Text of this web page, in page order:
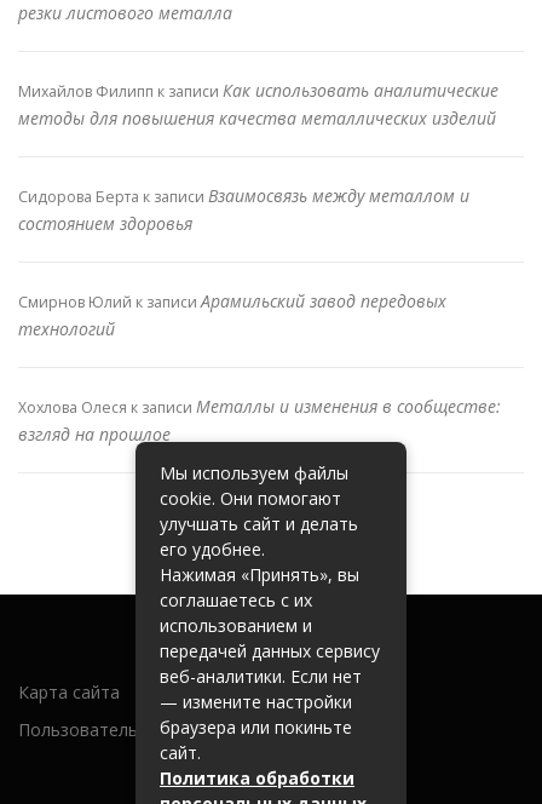
резки листового металла
Михайлов Филипп к записи Как использовать аналитические
методы для повышения качества металлических изделий
Сидорова Берта к записи Взаимосвязь между металлом и
состоянием здоровья
Смирнов Юлий к записиАрамильский завод передовых
технологий
Хохлова Олеся к записи Металлы и изменения в сообществе:
взгляд на прошлое
Карта сайта
Пользовательское соглашение
Мы используем файлы
cookie. Они помогают
улучшать сайт и делать
его удобнее.
Нажимая «Принять», вы
соглашаетесь с их
использованием и
передачей данных сервису
веб-аналитики. Если нет
— измените настройки
браузера или покиньте
сайт.
Политика обработки